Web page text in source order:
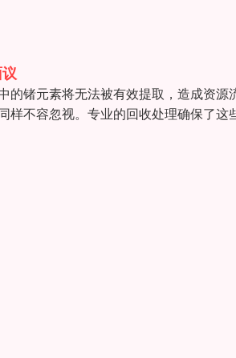
锗元素将无法被有效提取，造成资
不容忽视。专业的回收处理确保了